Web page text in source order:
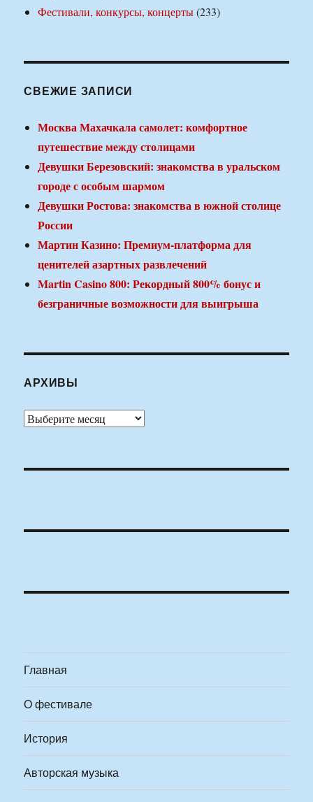
Фестивали, конкурсы, концерты(233)
СВЕЖИЕ ЗАПИСИ
Москва Махачкала самолет: комфортное
путешествие между столицами
Девушки Березовский: знакомства в уральском
городе с особым шармом
Девушки Ростова: знакомства в южной столице
России
Мартин Казино: Премиум-платформа для
ценителей азартных развлечений
Martin Casino 800: Рекордный 800% бонус и
безграничные возможности для выигрыша
АРХИВЫ
Архивы
Главная
О фестивале
История
Авторская музыка